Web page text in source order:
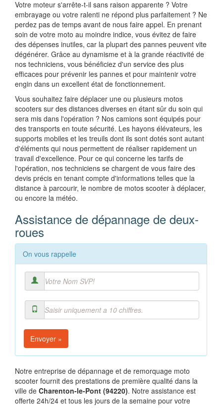
Votre moteur s'arrête-t-il sans raison apparente ? Votre
embrayage ou votre ralenti ne répond plus parfaitement ? Ne
perdez pas de temps avant de nous faire appel. En prenant
soin de votre moto au moindre indice, vous évitez de faire
des dépenses inutiles, car la plupart des pannes peuvent vite
dégénérer. Grâce au dynamisme et à la grande réactivité de
nos techniciens, vous bénéficiez d'un service des plus
efficaces pour prévenir les pannes et pour maintenir votre
engin dans un excellent état de fonctionnement.
Vous souhaitez faire déplacer une ou plusieurs motos
scooters sur des distances diverses en étant sûr du soin qui
sera mis dans l'opération ? Nos camions sont équipés pour
des transports en toute sécurité. Les hayons élévateurs, les
supports mobiles et les treuils dont ils sont dotés sont autant
d'éléments qui nous permettent de réaliser rapidement un
travail d'excellence. Pour ce qui concerne les tarifs de
l'opération, nos techniciens se chargent de vous faire des
devis précis en tenant compte d'informations telles que la
distance à parcourir, le nombre de motos scooter à déplacer,
ou encore la météo.
Assistance de dépannage de deux-
roues
On vous rappelle
Envoyer »
Notre entreprise de dépannage et de remorquage moto
scooter fournit des prestations de première qualité dans la
ville de Charenton-le-Pont (94220). Notre assistance est
offerte 24h/24 et tous les jours de la semaine pour votre